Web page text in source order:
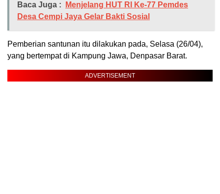
Baca Juga :
Menjelang HUT RI Ke-77 Pemdes
Desa Cempi Jaya Gelar Bakti Sosial
Pemberian santunan itu dilakukan pada, Selasa (26/04),
yang bertempat di Kampung Jawa, Denpasar Barat.
ADVERTISEMENT